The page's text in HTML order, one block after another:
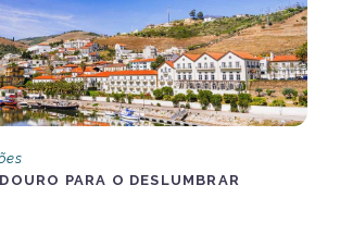
PARA O DESLUMBRAR